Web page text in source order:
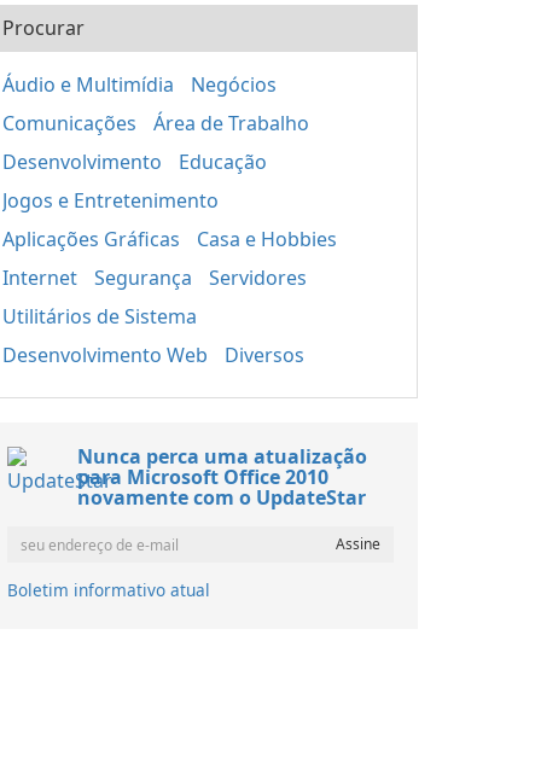
Procurar
Áudio e Multimídia
Negócios
Comunicações
Área de Trabalho
Desenvolvimento
Educação
Jogos e Entretenimento
Aplicações Gráficas
Casa e Hobbies
Internet
Segurança
Servidores
Utilitários de Sistema
Desenvolvimento Web
Diversos
Nunca perca uma atualização
para Microsoft Office 2010
novamente com o UpdateStar
Boletim informativo atual